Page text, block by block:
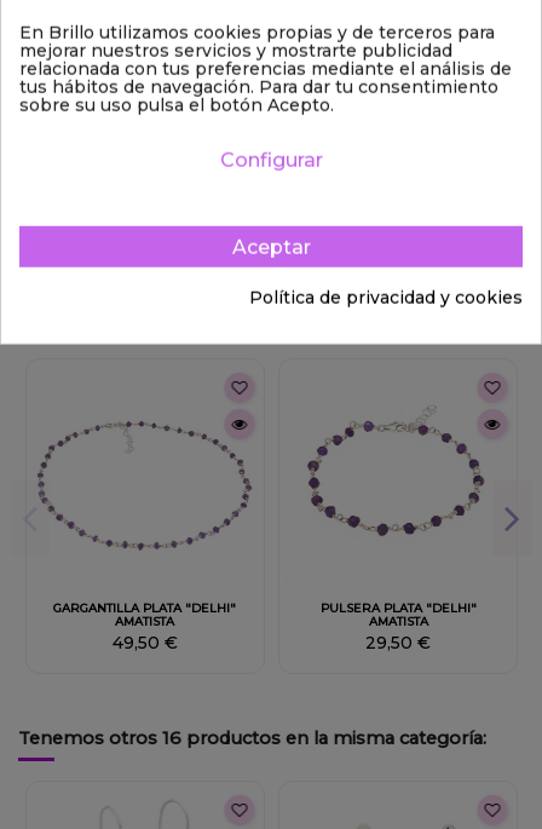
GARGANTILLA PLATA "DELHI"
AMATISTA
49,50 €
PULSERA PLATA "DELHI"
AMATISTA
29,50 €
Tenemos otros 16 productos en la misma categoría:
En Brillo utilizamos cookies propias y de terceros para
mejorar nuestros servicios y mostrarte publicidad
relacionada con tus preferencias mediante el análisis de
tus hábitos de navegación. Para dar tu consentimiento
sobre su uso pulsa el botón Acepto.
Configurar
Aceptar
Política de privacidad y cookies